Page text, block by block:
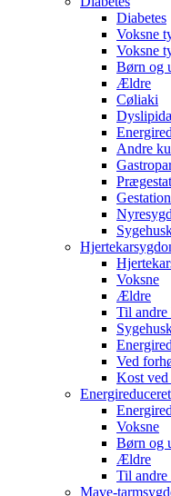
Diabetes
Voksne
Voksne
Børn og
Ældre
Cøliaki
Andre
Voksne
Ældre
Til
Ved
Kost
Energireduceret
Voksne
Børn og
Ældre
Til
Mave-